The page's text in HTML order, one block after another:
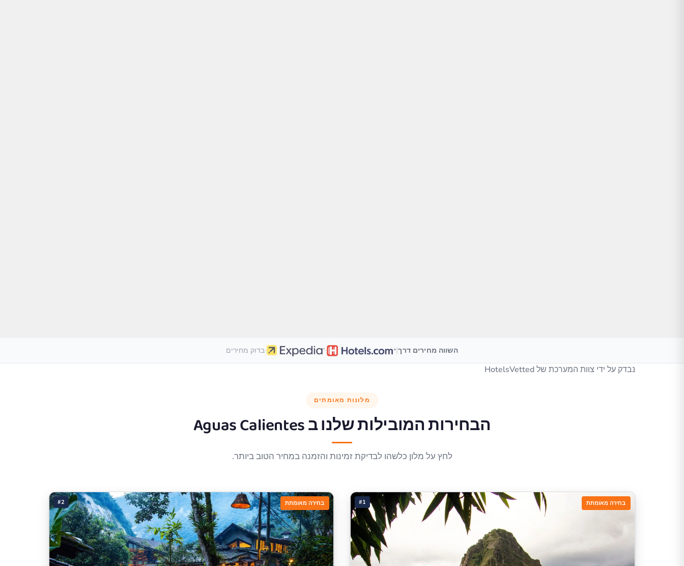
השווה מחירים דרך|
·
·בדוק מחירים
נבדק על ידי צוות המערכת של HotelsVetted
מלונות מאומתים
הבחירות המובילות שלנו בAguas Calientes
לחץ על מלון כלשהו לבדיקת זמינות והזמנה במחיר הטוב ביותר.
#1 בחירה מאומתת #2 בחירה מאומתת